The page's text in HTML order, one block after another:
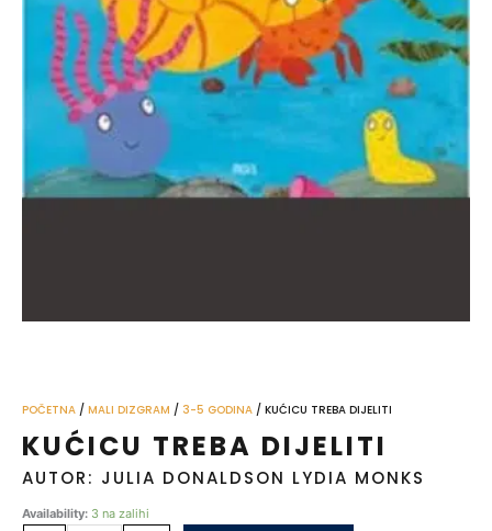
POČETNA / MALI DIZGRAM / 3-5 GODINA / KUĆICU TREBA DIJELITI
KUĆICU TREBA DIJELITI
AUTOR: JULIA DONALDSON LYDIA MONKS
Availability: 3 na zalihi
Kućicu